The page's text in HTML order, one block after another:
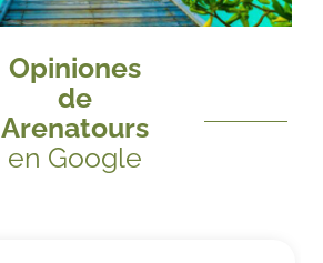
Opiniones
de
Arenatours
en Google